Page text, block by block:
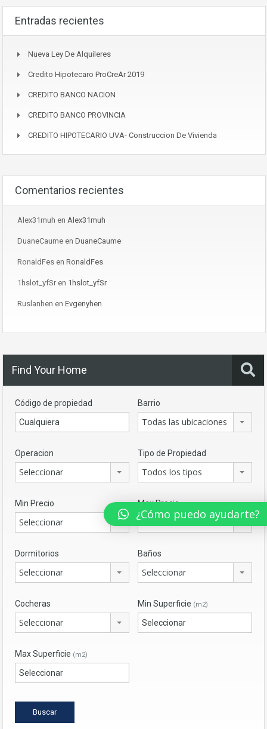
Entradas recientes
Nueva Ley De Alquileres
Credito Hipotecaro ProCreAr 2019
CREDITO BANCO NACION
CREDITO BANCO PROVINCIA
CREDITO HIPOTECARIO UVA- Construccion De Vivienda
Comentarios recientes
Alex31muh en Alex31muh
DuaneCaume en DuaneCaume
RonaldFes en RonaldFes
1hslot_yfSren 1hslot_yfSr
Ruslanhen en Evgenyhen
Find Your Home
Código de propiedad Barrio
Todas las ubicaciones
Operacion
Seleccionar
Tipo de Propiedad
Todos los tipos
Min Precio
Seleccionar
Max Precio
Seleccionar
Dormitorios
Seleccionar
Baños
Seleccionar
Cocheras
Seleccionar
Min Superficie (m2)
Max Superficie (m2)
¿Cómo puedo ayudarte?